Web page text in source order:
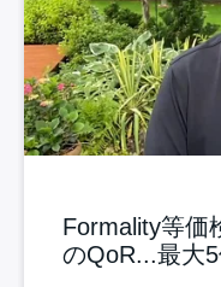
Formality等価
のQoR...最大